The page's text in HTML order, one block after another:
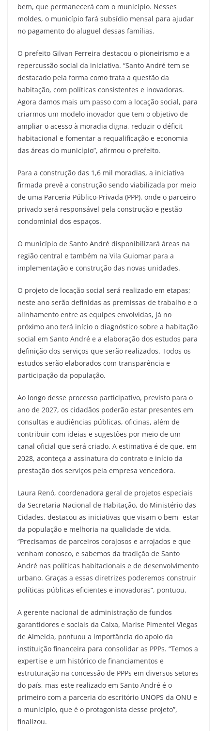
bem, que permanecerá com o município. Nesses
moldes, o município fará subsídio mensal para ajudar
no pagamento do aluguel dessas famílias.
O prefeito Gilvan Ferreira destacou o pioneirismo e a
repercussão social da iniciativa. “Santo André tem se
destacado pela forma como trata a questão da
habitação, com políticas consistentes e inovadoras.
Agora damos mais um passo com a locação social, para
criarmos um modelo inovador que tem o objetivo de
ampliar o acesso à moradia digna, reduzir o déficit
habitacional e fomentar a requalificação e economia
das áreas do município”, afirmou o prefeito.
Para a construção das 1,6 mil moradias, a iniciativa
firmada prevê a construção sendo viabilizada por meio
de uma Parceria Público-Privada (PPP), onde o parceiro
privado será responsável pela construção e gestão
condominial dos espaços.
O município de Santo André disponibilizará áreas na
região central e também na Vila Guiomar para a
implementação e construção das novas unidades.
O projeto de locação social será realizado em etapas;
neste ano serão definidas as premissas de trabalho e o
alinhamento entre as equipes envolvidas, já no
próximo ano terá início o diagnóstico sobre a habitação
social em Santo André e a elaboração dos estudos para
definição dos serviços que serão realizados. Todos os
estudos serão elaborados com transparência e
participação da população.
Ao longo desse processo participativo, previsto para o
ano de 2027, os cidadãos poderão estar presentes em
consultas e audiências públicas, oficinas, além de
contribuir com ideias e sugestões por meio de um
canal oficial que será criado. A estimativa é de que, em
2028, aconteça a assinatura do contrato e início da
prestação dos serviços pela empresa vencedora.
Laura Renó, coordenadora geral de projetos especiais
da Secretaria Nacional de Habitação, do Ministério das
Cidades, destacou as iniciativas que visam o bem- estar
da população e melhoria na qualidade de vida.
“Precisamos de parceiros corajosos e arrojados e que
venham conosco, e sabemos da tradição de Santo
André nas políticas habitacionais e de desenvolvimento
urbano. Graças a essas diretrizes poderemos construir
políticas públicas eficientes e inovadoras”, pontuou.
A gerente nacional de administração de fundos
garantidores e sociais da Caixa, Marise Pimentel Viegas
de Almeida, pontuou a importância do apoio da
instituição financeira para consolidar as PPPs. “Temos a
expertise e um histórico de financiamentos e
estruturação na concessão de PPPs em diversos setores
do país, mas este realizado em Santo André é o
primeiro com a parceria do escritório UNOPS da ONU e
o município, que é o protagonista desse projeto”,
finalizou.